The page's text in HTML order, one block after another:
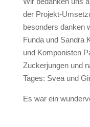
der Projekt-
besonders danken
Funda und Sandra
und Komponisten
Zuckerjungen und
Tages: Svea und
Es war ein